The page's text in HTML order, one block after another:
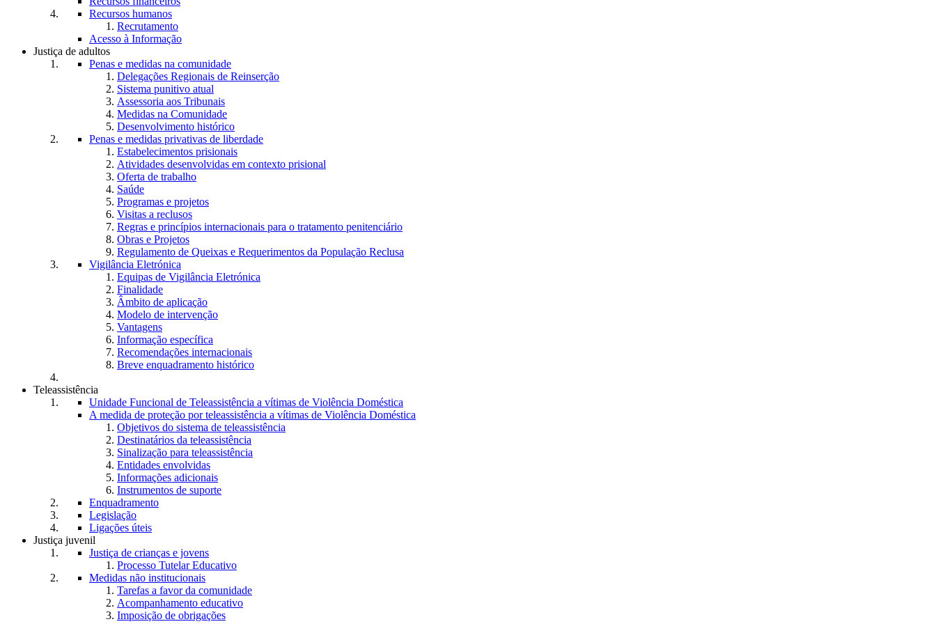
Recursos humanos
Recrutamento
Acesso à Informação
Justiça de adultos
Penas e medidas na comunidade
Delegações Regionais de Reinserção
Sistema punitivo atual
Assessoria aos Tribunais
Medidas na Comunidade
Desenvolvimento histórico
Penas e medidas privativas de liberdade
Estabelecimentos prisionais
Atividades desenvolvidas em contexto prisional
Oferta de trabalho
Saúde
Programas e projetos
Visitas a reclusos
Regras e princípios internacionais para o tratamento penitenciário
Obras e Projetos
Regulamento de Queixas e Requerimentos da População Reclusa
Vigilância Eletrónica
Equipas de Vigilância Eletrónica
Finalidade
Âmbito de aplicação
Modelo de intervenção
Vantagens
Informação específica
Recomendações internacionais
Breve enquadramento histórico
Teleassistência
Unidade Funcional de Teleassistência a vítimas de Violência Doméstica
A medida de proteção por teleassistência a vítimas de Violência Doméstica
Objetivos do sistema de teleassistência
Destinatários da teleassistência
Sinalização para teleassistência
Entidades envolvidas
Informações adicionais
Instrumentos de suporte
Enquadramento
Legislação
Ligações úteis
Justiça juvenil
Justiça de crianças e jovens
Processo Tutelar Educativo
Medidas não institucionais
Tarefas a favor da comunidade
Acompanhamento educativo
Imposição de obrigações